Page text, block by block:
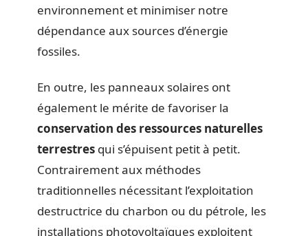
environnement et minimiser notre
dépendance aux sources d’énergie
fossiles.
En outre, les panneaux solaires ont
également le mérite de favoriser la
conservation des ressources naturelles
terrestres qui s’épuisent petit à petit.
Contrairement aux méthodes
traditionnelles nécessitant l’exploitation
destructrice du charbon ou du pétrole, les
installations photovoltaïques exploitent